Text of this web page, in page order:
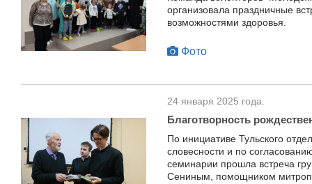
организовала праздничные
возможностями здоровья.
Фото
24 января 2025 года.
Благотворность
По инициативе Тульского
словесности и по
семинарии прошла встреча
Сениным, помощником